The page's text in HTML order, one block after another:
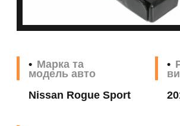
Марка та
модель авто
Nissan Rogue Sport